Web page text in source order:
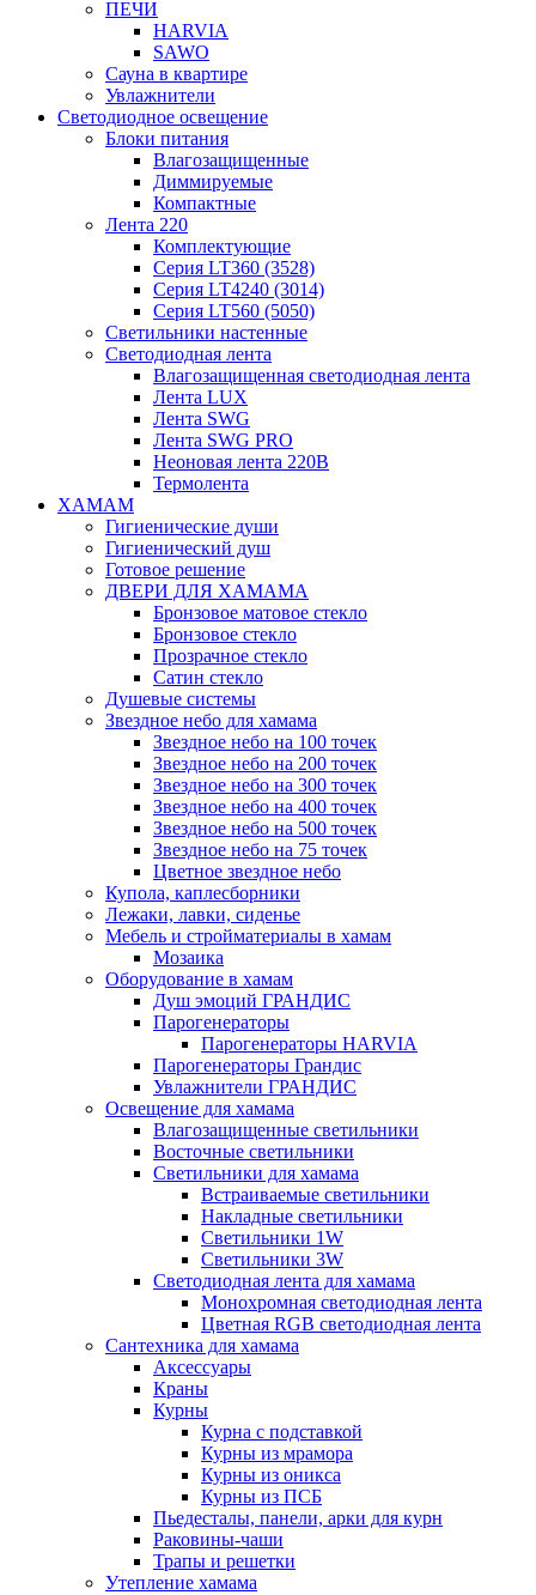
ПЕЧИ
HARVIA
SAWO
Сауна в квартире
Увлажнители
Светодиодное освещение
Блоки питания
Влагозащищенные
Диммируемые
Компактные
Лента 220
Комплектующие
Серия LT360 (3528)
Серия LT4240 (3014)
Серия LT560 (5050)
Светильники настенные
Светодиодная лента
Влагозащищенная светодиодная лента
Лента LUX
Лента SWG
Лента SWG PRO
Неоновая лента 220В
Термолента
ХАМАМ
Гигиенические души
Гигиенический душ
Готовое решение
ДВЕРИ ДЛЯ ХАМАМА
Бронзовое матовое стекло
Бронзовое стекло
Прозрачное стекло
Сатин стекло
Душевые системы
Звездное небо для хамама
Звездное небо на 100 точек
Звездное небо на 200 точек
Звездное небо на 300 точек
Звездное небо на 400 точек
Звездное небо на 500 точек
Звездное небо на 75 точек
Цветное звездное небо
Купола, каплесборники
Лежаки, лавки, сиденье
Мебель и стройматериалы в хамам
Мозаика
Оборудование в хамам
Душ эмоций ГРАНДИС
Парогенераторы
Парогенераторы HARVIA
Парогенераторы Грандис
Увлажнители ГРАНДИС
Освещение для хамама
Влагозащищенные светильники
Восточные светильники
Светильники для хамама
Встраиваемые светильники
Накладные светильники
Светильники 1W
Светильники 3W
Светодиодная лента для хамама
Монохромная светодиодная лента
Цветная RGB светодиодная лента
Сантехника для хамама
Аксессуары
Краны
Курны
Курна с подставкой
Курны из мрамора
Курны из оникса
Курны из ПСБ
Пьедесталы, панели, арки для курн
Раковины-чаши
Трапы и решетки
Утепление хамама